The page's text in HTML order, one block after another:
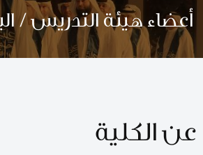
أعضاء هيئة التدريس /
عن الكلية